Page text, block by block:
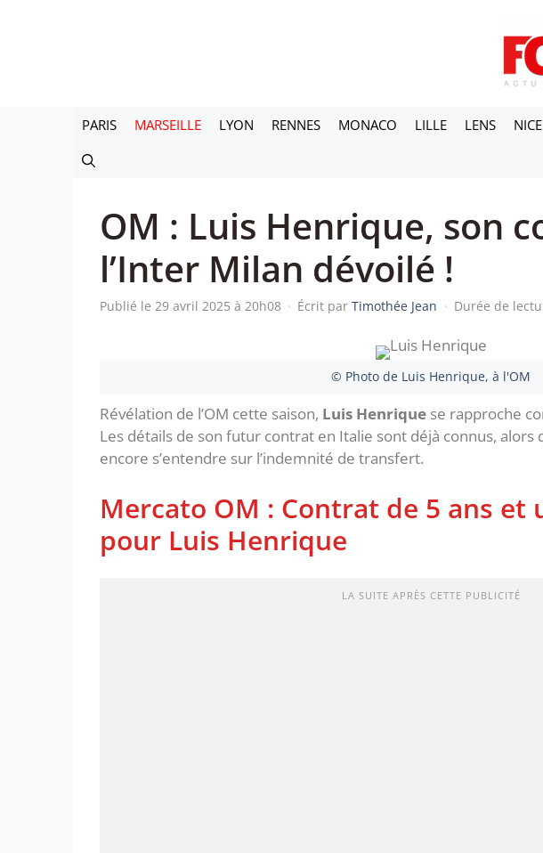
PARIS MARSEILLE LYON RENNES MONACO LILLE LENS NICE
OM : Luis Henrique, son
l’Inter Milan dévoilé !
Publié le 29 avril 2025 à 20h08 · Écrit parTimothée Jean · Durée de
© Photo de Luis Henrique, à l'OM
Révélation de l’OM cette saison, Luis Henrique se rapproche
Les détails de son futur contrat en Italie sont déjà connus, alors
encore s’entendre sur l’indemnité de transfert.
Mercato OM : Contrat de 5 ans et
pour Luis Henrique
LA SUITE APRÈS CETTE PUBLICITÉ